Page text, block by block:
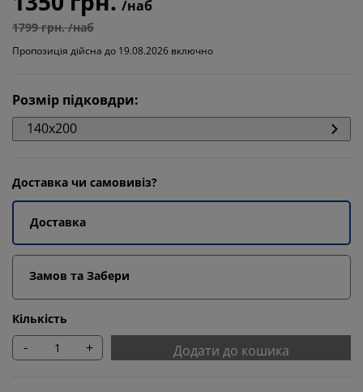
/наб
1799 грн. /наб
Пропозиція дійсна до 19.08.2026 включно
Розмір підковдри:
140x200
Доставка чи самовивіз?
Доставка
Замов та Забери
Кількість
- + Додати до кошика